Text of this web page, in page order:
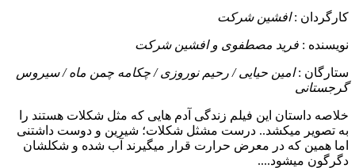
کارگردان :افشین شرکت
نويسنده : فرید مصطفوی و افشین شرکت
ستارگان :امین حیایی / رحیم نوروزی / چکامه چمن ماه / سیروس
گرجستانی
خلاصه داستان این فیلم زندگی آدم هایی که مثل شکلات هستند را
به تصویر میکشد.. درست مشثل شکلات؛ شیرین و دوست داشتنی
اما همین که در معرض حرارت قرار میگیرند آب شده و شکلشان
دگرگون میشود....